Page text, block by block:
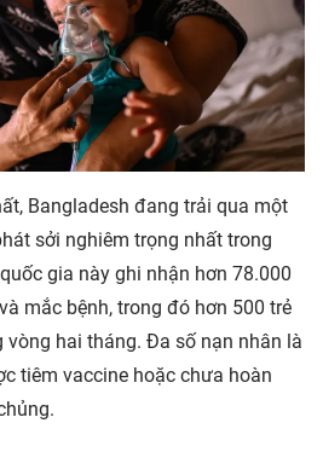
Bangladesh đang trải qua một
sởi nghiêm trọng nhất trong
gia này ghi nhận hơn 78.000
mắc bệnh, trong đó hơn 500 trẻ
hai tháng. Đa số nạn nhân là
tiêm vaccine hoặc chưa hoàn